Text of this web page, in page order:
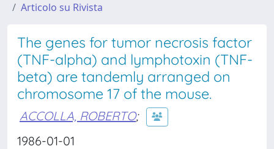
Articolo su Rivista
The genes for tumor necrosis factor
(TNF-alpha) and lymphotoxin (TNF-
beta) are tandemly arranged on
chromosome 17 of the mouse.
ACCOLLA, ROBERTO;
1986-01-01